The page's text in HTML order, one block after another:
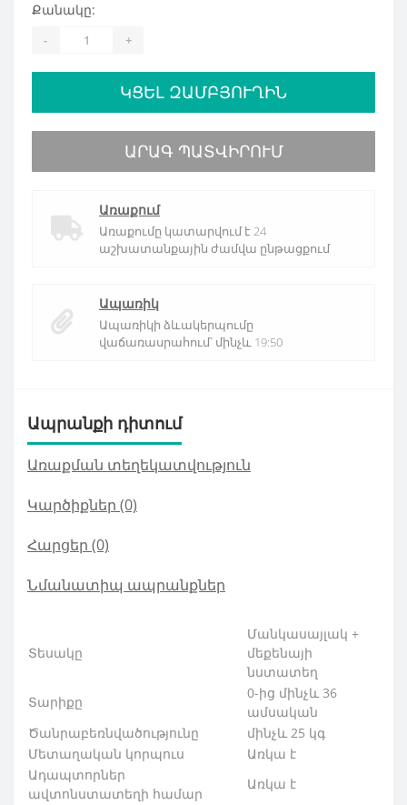
Քանակը:
- +
ԿՑԵԼ ԶԱՄԲՅՈՒՂԻՆ
ԱՐԱԳ ՊԱՏՎԻՐՈՒՄ
Առաքում
Առաքումը կատարվում է 24
աշխատանքային ժամվա ընթացքում
Ապառիկ
Ապառիկի ձևակերպումը
վաճառասրահում՝ մինչև 19:50
Ապրանքի դիտում
Առաքման տեղեկատվություն
Կարծիքներ (0)
Հարցեր (0)
Նմանատիպ ապրանքներ
Տեսակը
Մանկասայլակ +
մեքենայի
նստատեղ
Տարիքը
0-ից մինչև 36
ամսական
Ծանրաբեռնվածությունը
մինչև 25 կգ
Մետաղական կորպուս
Առկա է
Ադապտորներ
ավտոնստատեղի համար
Առկա է